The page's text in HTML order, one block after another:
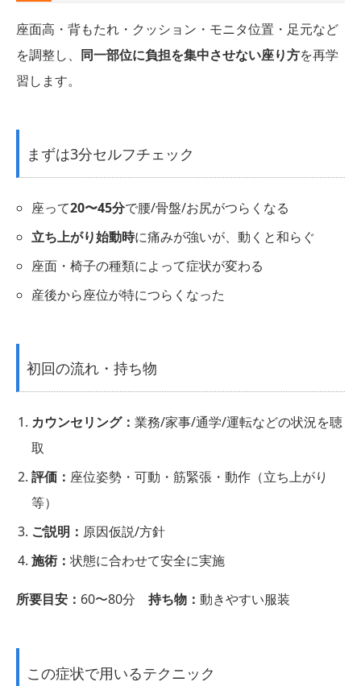
座面高・背もたれ・クッション・モニタ位置・足元など
を調整し、 同一部位に負担を集中させない座り方を再学
習します。
まずは3分セルフチェック
座って20〜45分で腰/骨盤/お尻がつらくなる
立ち上がり始動時に痛みが強いが、動くと和らぐ
座面・椅子の種類によって症状が変わる
産後から座位が特につらくなった
初回の流れ・持ち物
カウンセリング：業務/家事/通学/運転などの状況を聴
取
評価：座位姿勢・可動・筋緊張・動作（立ち上がり
等）
ご説明： 原因仮説/方針
施術：状態に合わせて安全に実施
所要目安： 60〜80分 持ち物： 動きやすい服装
この症状で用いるテクニック